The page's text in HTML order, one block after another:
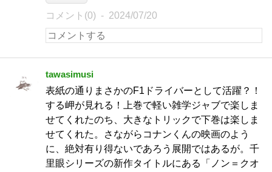
コメント(0) 2024/07/20
tawasimusi
表紙の通りまさかのF1ドライバーとして活躍？！
する岬が見れる！上巻で軽い雑学ジャブで楽しま
せてくれたのち、大きなトリックで下巻は楽しま
せてくれた。さながらコナンくんの映画のよう
に、絶対有り得ないであろう展開ではあるが。千
里眼シリーズの新作タイトルにある「ノン＝クオ